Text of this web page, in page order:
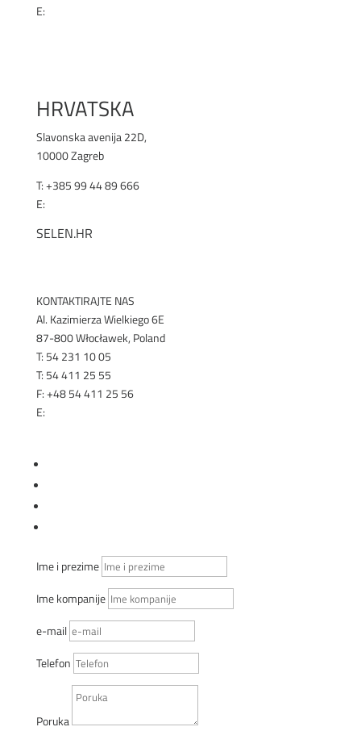
E:
HRVATSKA
Slavonska avenija 22D,
10000 Zagreb
T: +385 99 44 89 666
E:
SELEN.HR
KONTAKTIRAJTE NAS
Al. Kazimierza Wielkiego 6E
87-800 Włocławek, Poland
T: 54 231 10 05
T: 54 411 25 55
F: +48 54 411 25 56
E:
Ime i prezime
Ime kompanije
e-mail
Telefon
Poruka